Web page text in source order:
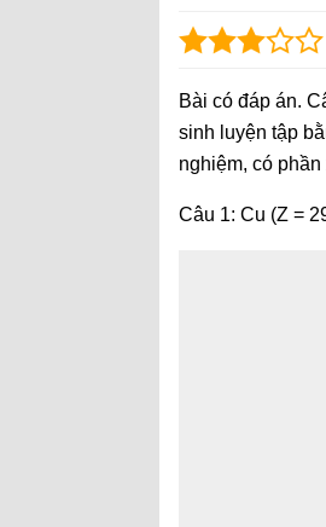
Bài có đáp án.
sinh luyện tập
nghiệm, có
Câu 1: Cu (Z =